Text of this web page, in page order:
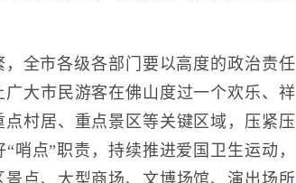
全市各级各部门要以高度的政治责任
大市民游客在佛山度过一个欢乐、祥
村居、重点景区等关键区域，压紧压
哨点”职责，持续推进爱国卫生运动，
点、大型商场、文博场馆、演出场所